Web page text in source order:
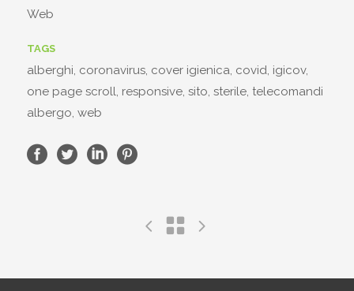
Web
TAGS
alberghi, coronavirus, cover igienica, covid, igicov,
one page scroll, responsive, sito, sterile, telecomandi
albergo, web